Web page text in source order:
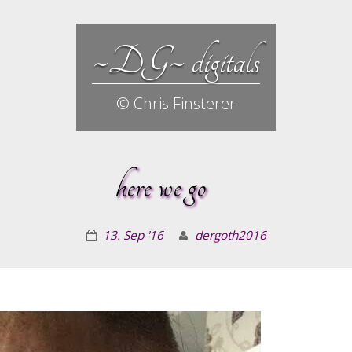
~DG~ digitals
© Chris Finsterer
here we go
13. Sep '16 dergoth2016